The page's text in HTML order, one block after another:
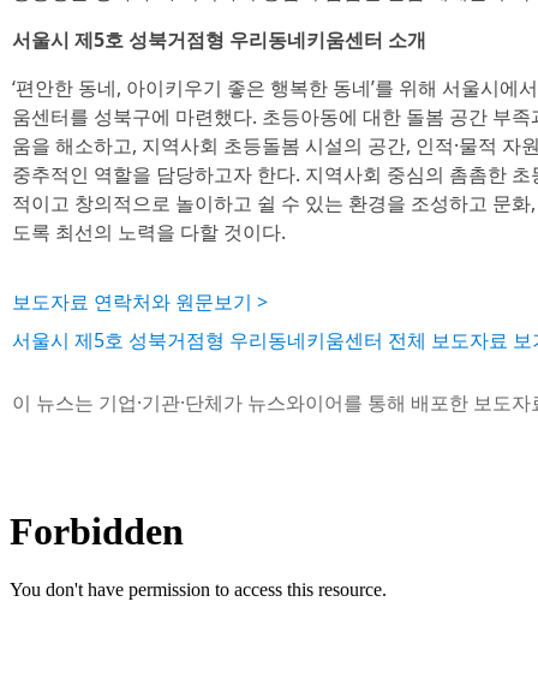
서울시 제5호 성북거점형 우리동네키움센터 소개
‘편안한 동네, 아이키우기 좋은 행복한 동네’를 위해 서울시에
움센터를 성북구에 마련했다. 초등아동에 대한 돌봄 공간 부
움을 해소하고, 지역사회 초등돌봄 시설의 공간, 인적·물적 자
중추적인 역할을 담당하고자 한다. 지역사회 중심의 촘촘한
적이고 창의적으로 놀이하고 쉴 수 있는 환경을 조성하고 문
도록 최선의 노력을 다할 것이다.
보도자료 연락처와 원문보기 >
서울시 제5호 성북거점형 우리동네키움센터 전체 보도자료 보
이 뉴스는 기업·기관·단체가 뉴스와이어를 통해 배포한 보도